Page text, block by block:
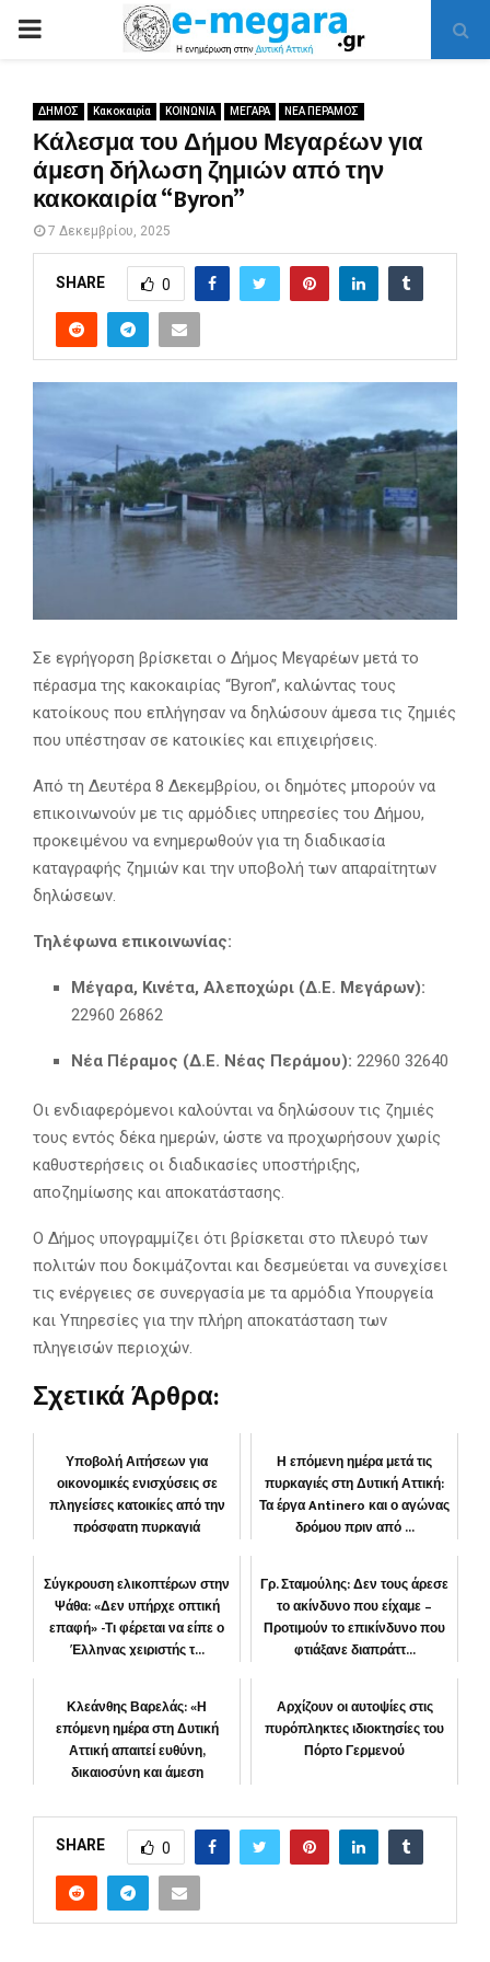
PRIMARY
ΔΗΜΟΣ Κακοκαιρία ΚΟΙΝΩΝΙΑ ΜΕΓΑΡΑ ΝΕΑ ΠΕΡΑΜΟΣ
Κάλεσμα του Δήμου Μεγαρέων για
άμεση δήλωση ζημιών από την
κακοκαιρία “Byron”
7 Δεκεμβρίου, 2025
SHARE 0
Σε εγρήγορση βρίσκεται ο Δήμος Μεγαρέων μετά το
πέρασμα της κακοκαιρίας “Byron”, καλώντας τους
κατοίκους που επλήγησαν να δηλώσουν άμεσα τις ζημιές
που υπέστησαν σε κατοικίες και επιχειρήσεις.
Από τη Δευτέρα 8 Δεκεμβρίου, οι δημότες μπορούν να
επικοινωνούν με τις αρμόδιες υπηρεσίες του Δήμου,
προκειμένου να ενημερωθούν για τη διαδικασία
καταγραφής ζημιών και την υποβολή των απαραίτητων
δηλώσεων.
Τηλέφωνα επικοινωνίας:
Μέγαρα, Κινέτα, Αλεποχώρι (Δ.Ε. Μεγάρων):
22960 26862
Νέα Πέραμος (Δ.Ε. Νέας Περάμου): 22960 32640
Οι ενδιαφερόμενοι καλούνται να δηλώσουν τις ζημιές
τους εντός δέκα ημερών, ώστε να προχωρήσουν χωρίς
καθυστερήσεις οι διαδικασίες υποστήριξης,
αποζημίωσης και αποκατάστασης.
Ο Δήμος υπογραμμίζει ότι βρίσκεται στο πλευρό των
πολιτών που δοκιμάζονται και δεσμεύεται να συνεχίσει
τις ενέργειες σε συνεργασία με τα αρμόδια Υπουργεία
και Υπηρεσίες για την πλήρη αποκατάσταση των
πληγεισών περιοχών.
Σχετικά Άρθρα:
Υποβολή Αιτήσεων για
οικονομικές ενισχύσεις σε
πληγείσες κατοικίες από την
πρόσφατη πυρκαγιά
Η επόμενη ημέρα μετά τις
πυρκαγιές στη Δυτική Αττική:
Τα έργα Antinero και ο αγώνας
δρόμου πριν από ...
Σύγκρουση ελικοπτέρων στην
Ψάθα: «Δεν υπήρχε οπτική
επαφή» -Τι φέρεται να είπε ο
Έλληνας χειριστής τ...
Γρ. Σταμούλης: Δεν τους άρεσε
το ακίνδυνο που είχαμε –
Προτιμούν το επικίνδυνο που
φτιάξανε διαπράττ...
Κλεάνθης Βαρελάς: «Η
επόμενη ημέρα στη Δυτική
Αττική απαιτεί ευθύνη,
δικαιοσύνη και άμεση
ΠΕΡΙΦΕΡΕΙΑ
Αρχίζουν οι αυτοψίες στις
πυρόπληκτες ιδιοκτησίες του
Πόρτο Γερμενού
SHARE 0